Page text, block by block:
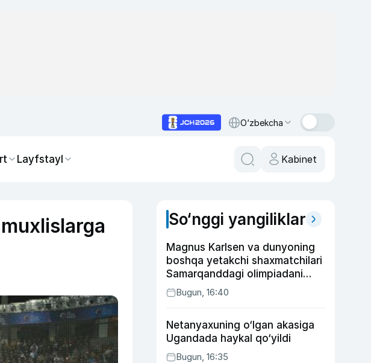
O‘zbekcha
Layfstayl Kabinet
So‘nggi yangiliklar
Magnus Karlsen va dunyoning
boshqa yetakchi shaxmatchilari
Samarqanddagi olimpiadani
o‘tkazib yuboradi
Bugun, 16:40
Netanyaxuning o‘lgan akasiga
Ugandada haykal qo‘yildi
Bugun, 16:35